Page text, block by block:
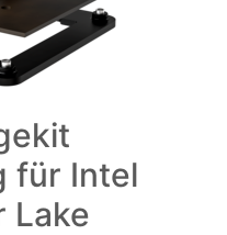
für Intel
Lake